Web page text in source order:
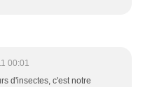
00:01
d'insectes, c'est notre